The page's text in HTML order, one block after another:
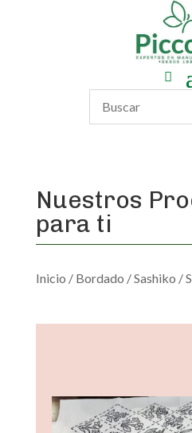
Nuestros
para ti
Inicio / Bordado /Sashiko /